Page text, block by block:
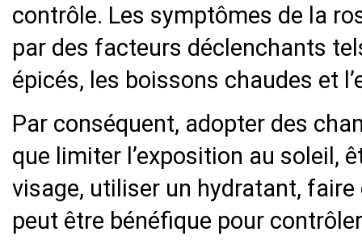
contrôle. Les symptômes de la
par des facteurs déclenchants
épicés, les boissons chaudes et
Par conséquent, adopter des
que limiter l’exposition au soleil,
visage, utiliser un hydratant, faire
peut être bénéfique pour